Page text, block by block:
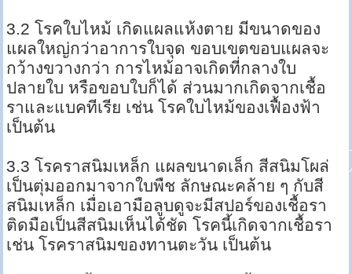
3.2 โรคใบไหม้ เกิดแผลแห้งตาย มีขนาดของ
แผลใหญ่กว่าอาการใบจุด ขอบเขตขอบแผลจะ
กว้างขวางกว่า การไหม้อาจเกิดที่กลางใบ
ปลายใบ หรือขอบใบก็ได้ ส่วนมากเกิดจากเชื้อ
ราและแบคทีเรีย เช่น โรคใบไหม้ของเฟื้องฟ้า
เป็นต้น
3.3 โรคราสนิมเหล็ก แผลขนาดเล็ก สีสนิมโผล่
เป็นตุ่มออกมาจากใบพืช ลักษณะคล้าย ๆ กับสี
สนิมเหล็ก เมื่อเอามือลูบดูจะมีสปอร์ของเชื้อรา
ติดมือเป็นสีสนิมเห็นได้ชัด โรคนี้เกิดจากเชื้อรา
เช่น โรคราสนิมของทานตะวัน เป็นต้น